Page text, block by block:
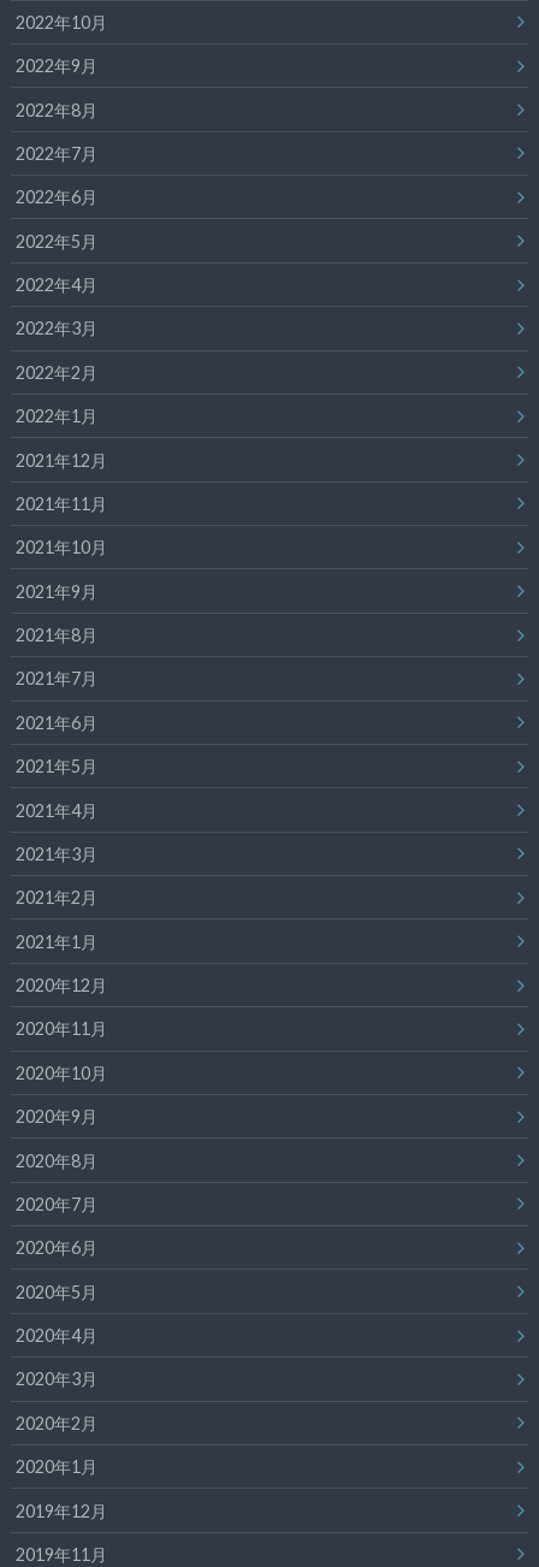
2022年10月
2022年9月
2022年8月
2022年7月
2022年6月
2022年5月
2022年4月
2022年3月
2022年2月
2022年1月
2021年12月
2021年11月
2021年10月
2021年9月
2021年8月
2021年7月
2021年6月
2021年5月
2021年4月
2021年3月
2021年2月
2021年1月
2020年12月
2020年11月
2020年10月
2020年9月
2020年8月
2020年7月
2020年6月
2020年5月
2020年4月
2020年3月
2020年2月
2020年1月
2019年12月
2019年11月